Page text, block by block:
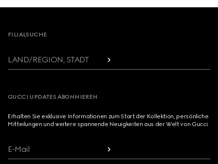
FILIALSUCHE
LAND/REGION, STADT
GUCCI UPDATES ABONNIEREN
Erhalten Sie exklusive Informationen zum Start der Kollektion, persönliche
Mitteilungen und weitere spannende Neuigkeiten aus der Welt von Gucci.
E-Mail